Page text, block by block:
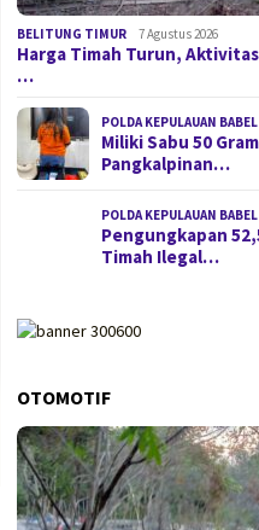
BELITUNG TIMUR 7 Agustus 2026
Harga Timah Turun,
…
POLDA KEPULAUAN BABEL
Miliki Sabu 50
Pangkalpinan…
POLDA KEPULAUAN BABEL
Pengungkapan
Timah Ilegal…
OTOMOTIF